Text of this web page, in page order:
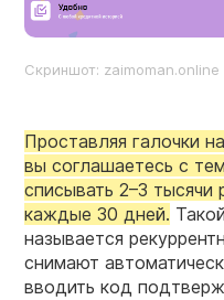
Скриншот: zaimoman.online
Проставляя галочки
вы соглашаетесь с
списывать 2–3 тысячи
каждые 30 дней.
называется
снимают
вводить код